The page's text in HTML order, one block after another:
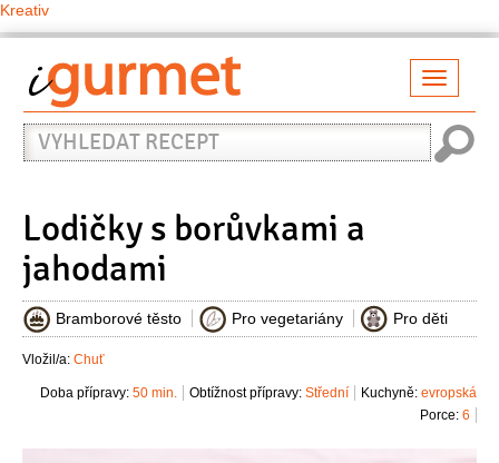
Kreativ
Vyhledat
recept
Lodičky s borůvkami a
jahodami
Bramborové těsto Pro vegetariány Pro děti
Vložil/a: Chuť
Kuchyně: evropská
Obtížnost přípravy: Střední
Doba přípravy: 50 min.
Porce: 6